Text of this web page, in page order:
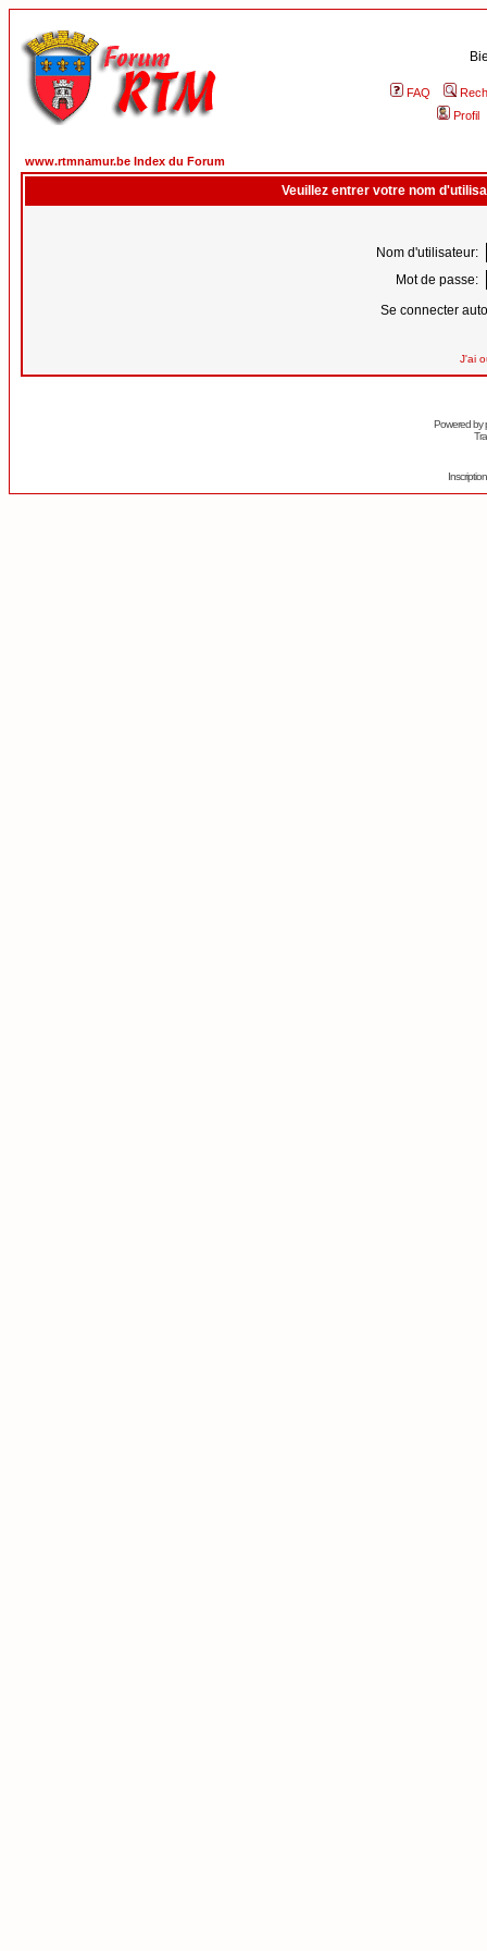
FAQ
Profil
www.rtmnamur.be Index du Forum
Veuillez entrer votre nom
Nom d'utilisateur:
Mot de passe:
Se connecter
J'ai
Powered by